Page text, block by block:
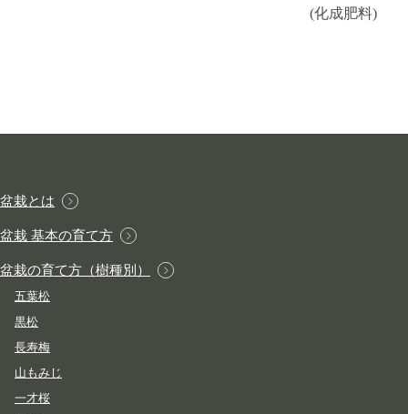
(化成肥料)
盆栽とは
盆栽 基本の育て方
盆栽の育て方（樹種別）
五葉松
黒松
長寿梅
山もみじ
一才桜